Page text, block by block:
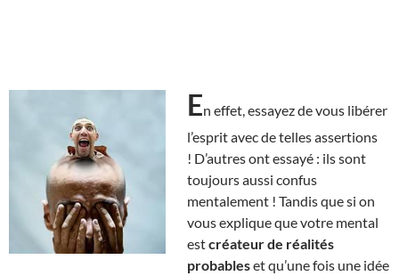
En effet, essayez de vous libérer
l’esprit avec de telles assertions
! D’autres ont essayé : ils sont
toujours aussi confus
mentalement ! Tandis que si on
vous explique que votre mental
estcréateur de réalités
probableset qu’une fois une idée